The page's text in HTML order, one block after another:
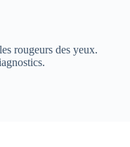
rougeurs des yeux.